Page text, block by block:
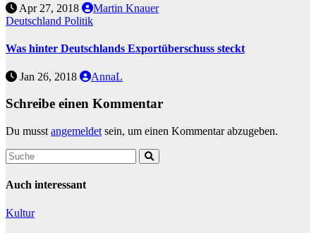
Apr 27, 2018
Martin Knauer
Deutschland Politik
Was hinter Deutschlands Exportüberschuss steckt
Jan 26, 2018 AnnaL
Schreibe einen Kommentar
Du musst angemeldet sein, um einen Kommentar abzugeben.
Auch interessant
Kultur